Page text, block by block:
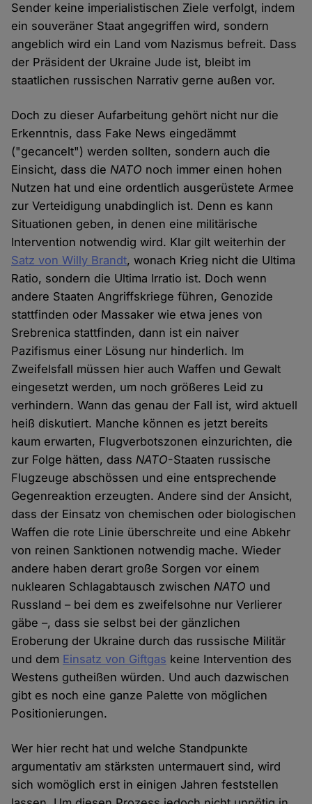
Sender keine imperialistischen Ziele verfolgt, indem
ein souveräner Staat angegriffen wird, sondern
angeblich wird ein Land vom Nazismus befreit. Dass
der Präsident der Ukraine Jude ist, bleibt im
staatlichen russischen Narrativ gerne außen vor.
Doch zu dieser Aufarbeitung gehört nicht nur die
Erkenntnis, dass Fake News eingedämmt
("gecancelt") werden sollten, sondern auch die
Einsicht, dass dieNATO noch immer einen hohen
Nutzen hat und eine ordentlich ausgerüstete Armee
zur Verteidigung unabdinglich ist. Denn es kann
Situationen geben, in denen eine militärische
Intervention notwendig wird. Klar gilt weiterhin der
Satz von Willy Brandt, wonach Krieg nicht die Ultima
Ratio, sondern die Ultima Irratio ist. Doch wenn
andere Staaten Angriffskriege führen, Genozide
stattfinden oder Massaker wie etwa jenes von
Srebrenica stattfinden, dann ist ein naiver
Pazifismus einer Lösung nur hinderlich. Im
Zweifelsfall müssen hier auch Waffen und Gewalt
eingesetzt werden, um noch größeres Leid zu
verhindern. Wann das genau der Fall ist, wird aktuell
heiß diskutiert. Manche können es jetzt bereits
kaum erwarten, Flugverbotszonen einzurichten, die
zur Folge hätten, dassNATO-Staaten russische
Flugzeuge abschössen und eine entsprechende
Gegenreaktion erzeugten. Andere sind der Ansicht,
dass der Einsatz von chemischen oder biologischen
Waffen die rote Linie überschreite und eine Abkehr
von reinen Sanktionen notwendig mache. Wieder
andere haben derart große Sorgen vor einem
nuklearen Schlagabtausch zwischenNATO und
Russland – bei dem es zweifelsohne nur Verlierer
gäbe –, dass sie selbst bei der gänzlichen
Eroberung der Ukraine durch das russische Militär
und dem Einsatz von Giftgas keine Intervention des
Westens gutheißen würden. Und auch dazwischen
gibt es noch eine ganze Palette von möglichen
Positionierungen.
Wer hier recht hat und welche Standpunkte
argumentativ am stärksten untermauert sind, wird
sich womöglich erst in einigen Jahren feststellen